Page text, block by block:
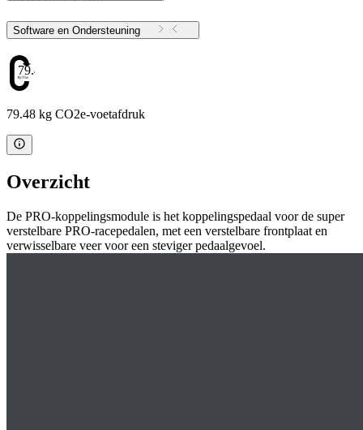
Software en Ondersteuning
79.48
79.48 kg CO2e-voetafdruk
Overzicht
De PRO-koppelingsmodule is het koppelingspedaal voor de super
verstelbare PRO-racepedalen, met een verstelbare frontplaat en
verwisselbare veer voor een steviger pedaalgevoel.